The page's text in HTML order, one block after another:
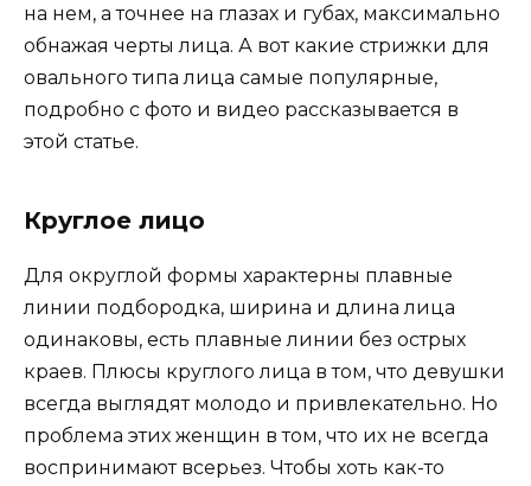
на нем, а точнее на глазах и губах, максимально
обнажая черты лица. А вот какие стрижки для
овального типа лица самые популярные,
подробно с фото и видео рассказывается в
этой статье.
Круглое лицо
Для округлой формы характерны плавные
линии подбородка, ширина и длина лица
одинаковы, есть плавные линии без острых
краев. Плюсы круглого лица в том, что девушки
всегда выглядят молодо и привлекательно. Но
проблема этих женщин в том, что их не всегда
воспринимают всерьез. Чтобы хоть как-то